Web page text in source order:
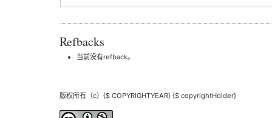
Refbacks
当前没有refback。
版权所有（c）{$ COPYRIGHTYEAR} {$ copyrightHolder}